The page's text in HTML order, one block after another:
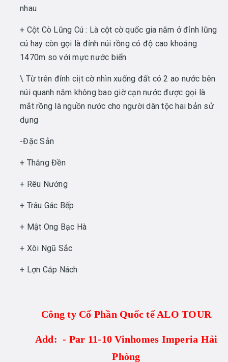
nhau
+ Cột Cò Lũng Cú : Là cột cờ quốc gia nằm ở đỉnh lũng
cú hay còn gọi là đỉnh núi rồng có độ cao khoảng
1470m so với mực nước biển
\ Từ trên đỉnh ciịt cờ nhìn xuống đất có 2 ao nước bên
núi quanh năm không bao giờ cạn nước được gọi là
mắt rồng là nguồn nước cho người dân tộc hai bản sử
dụng
-Đặc Sản
+ Thắng Đền
+ Rêu Nướng
+ Trâu Gác Bếp
+ Mật Ong Bạc Hà
+ Xôi Ngũ Sắc
+ Lợn Cắp Nách
Công ty Cổ Phần Quốc tế ALO TOUR
Add: - Par 11-10 Vinhomes Imperia Hải
Phòng